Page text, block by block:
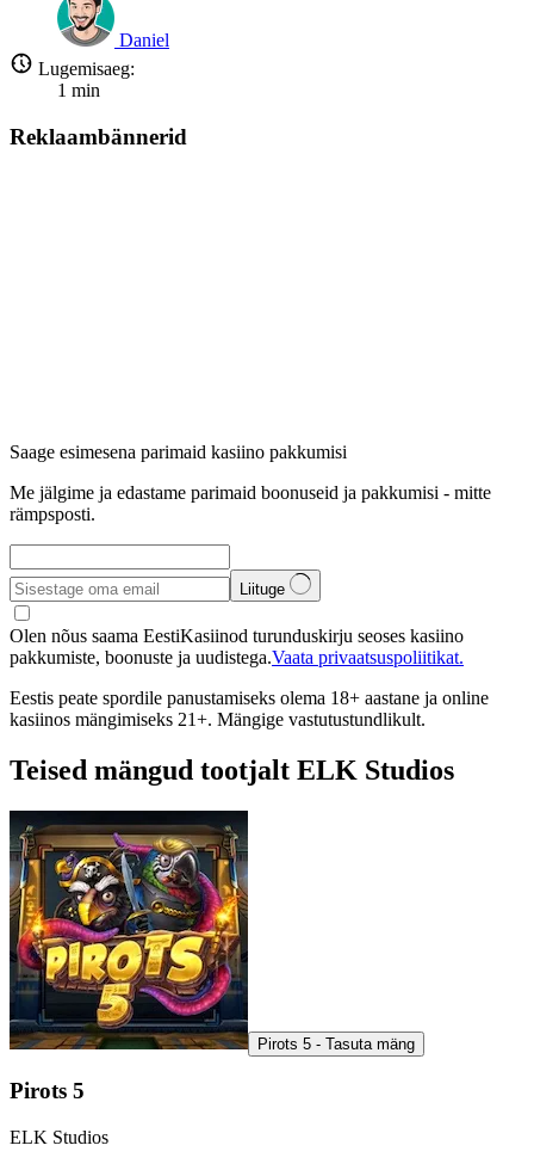
Daniel
Lugemisaeg:
1 min
Reklaambännerid
Saage esimesena parimaid kasiino pakkumisi
Me jälgime ja edastame parimaid boonuseid ja pakkumisi - mitte
rämpsposti.
Liituge
Olen nõus saama EestiKasiinod turunduskirju seoses kasiino
pakkumiste, boonuste ja uudistega.Vaata privaatsuspoliitikat.
Eestis peate spordile panustamiseks olema 18+ aastane ja online
kasiinos mängimiseks 21+. Mängige vastutustundlikult.
Teised mängud tootjalt ELK Studios
Pirots 5 - Tasuta mäng
Pirots 5
ELK Studios